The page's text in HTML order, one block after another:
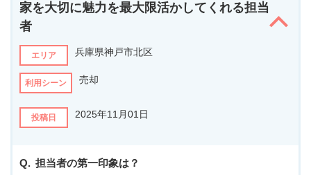
家を大切に魅力を最大限活かしてくれる担当
者
エリア 兵庫県神戸市北区
利用シーン 売却
投稿日 2025年11月01日
担当者の第一印象は？